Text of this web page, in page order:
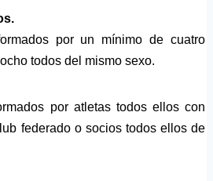
por un mínimo de cuatro
todos del mismo sexo.
por atletas todos ellos con
federado o socios todos ellos de